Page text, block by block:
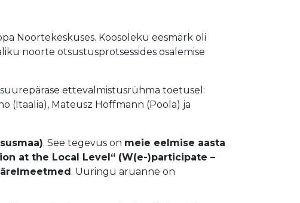
Noortekeskuses. Koosoleku eesmärk oli
noorte otsustusprotsessides osalemise
suurepärase ettevalmistusrühma toetusel:
(Itaalia), Mateusz Hoffmann (Poola) ja
. See tegevus on meie eelmise aasta
at the Local Level“ (W(e-)participate –
. Uuringu aruanne on